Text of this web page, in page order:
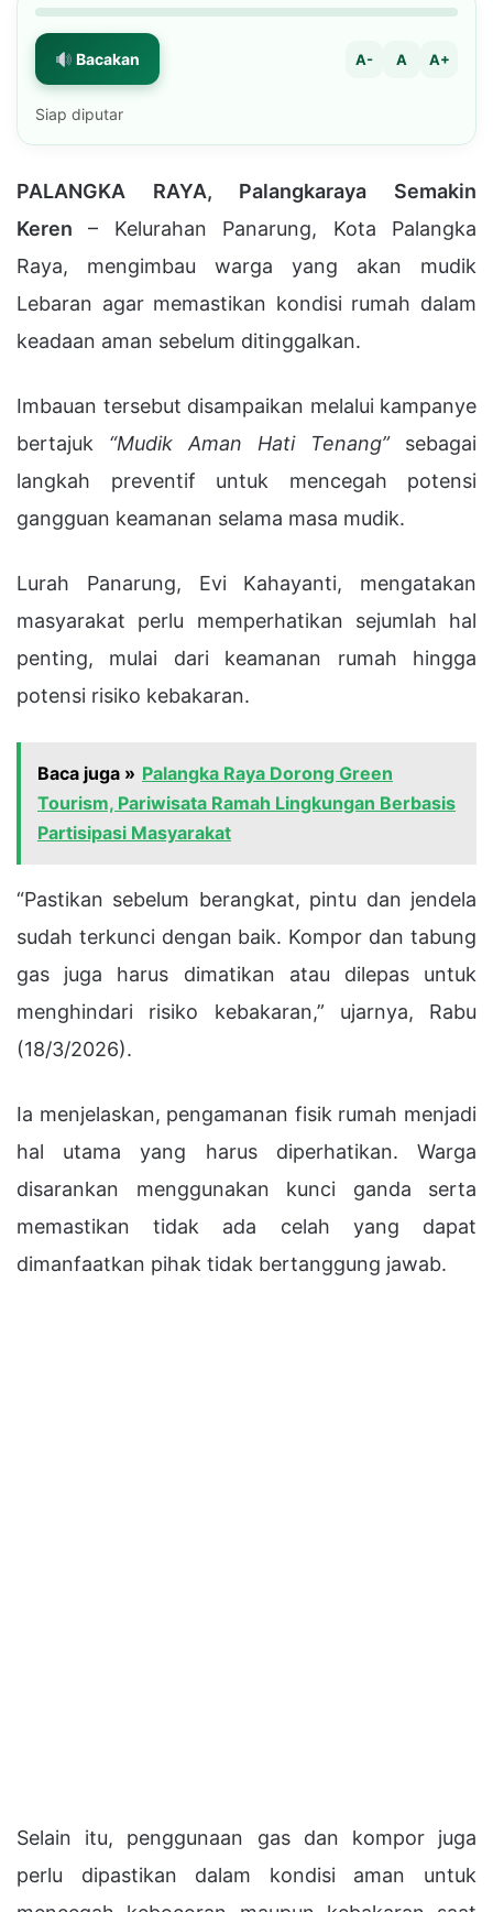
Bacakan A- A A+
Siap diputar
PALANGKA RAYA, Palangkaraya Semakin
Keren – Kelurahan Panarung, Kota Palangka
Raya, mengimbau warga yang akan mudik
Lebaran agar memastikan kondisi rumah dalam
keadaan aman sebelum ditinggalkan.
Imbauan tersebut disampaikan melalui kampanye
bertajuk “Mudik Aman Hati Tenang”sebagai
langkah preventif untuk mencegah potensi
gangguan keamanan selama masa mudik.
Lurah Panarung, Evi Kahayanti, mengatakan
masyarakat perlu memperhatikan sejumlah hal
penting, mulai dari keamanan rumah hingga
potensi risiko kebakaran.
Baca juga » Palangka Raya Dorong Green
Tourism, Pariwisata Ramah Lingkungan Berbasis
Partisipasi Masyarakat
“Pastikan sebelum berangkat, pintu dan jendela
sudah terkunci dengan baik. Kompor dan tabung
gas juga harus dimatikan atau dilepas untuk
menghindari risiko kebakaran,” ujarnya, Rabu
(18/3/2026).
Ia menjelaskan, pengamanan fisik rumah menjadi
hal utama yang harus diperhatikan. Warga
disarankan menggunakan kunci ganda serta
memastikan tidak ada celah yang dapat
dimanfaatkan pihak tidak bertanggung jawab.
Selain itu, penggunaan gas dan kompor juga
perlu dipastikan dalam kondisi aman untuk